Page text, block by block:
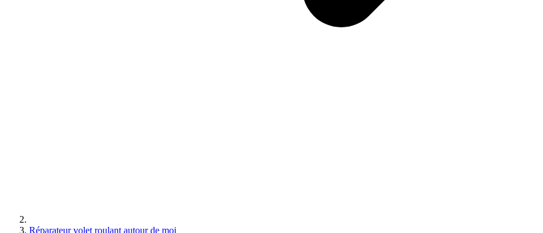
Réparateur volet roulant autour de moi